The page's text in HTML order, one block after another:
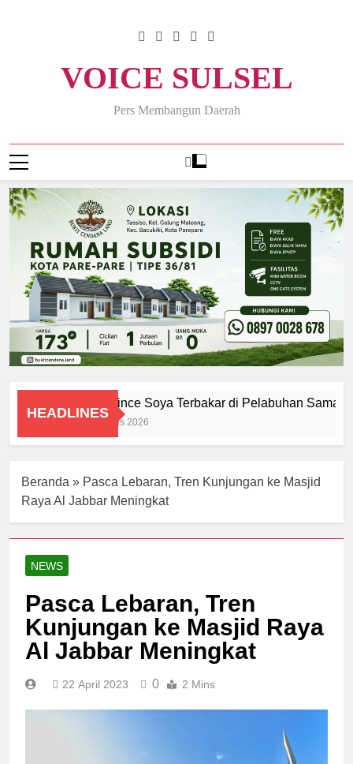
VOICE SULSEL
Pers Membangun Daerah
HEADLINES
KM Prince Soya Terbakar di Pelabuhan
1 Agustus 2026
Beranda » Pasca Lebaran, Tren Kunjungan ke Masjid
Raya Al Jabbar Meningkat
NEWS
Pasca Lebaran, Tren
Kunjungan ke Masjid Raya
Al Jabbar Meningkat
22 April 2023 0 2 Mins